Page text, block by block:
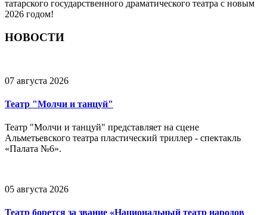
татарского государственного драматического театра с новым
2026 годом!
НОВОСТИ
07 августа 2026
Театр "Молчи и танцуй"
Театр "Молчи и танцуй" представляет на сцене
Альметьевского театра пластический триллер - спектакль
«Палата №6».
05 августа 2026
Театр борется за звание «Национальный театр народов